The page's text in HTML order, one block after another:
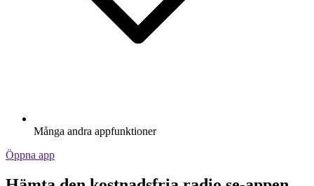
Många andra appfunktioner
Öppna app